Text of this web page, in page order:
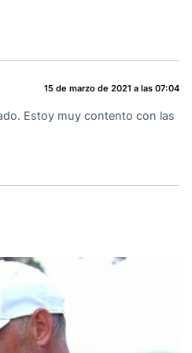
15 de marzo de 2021 a las 07:04
Estoy muy contento con las